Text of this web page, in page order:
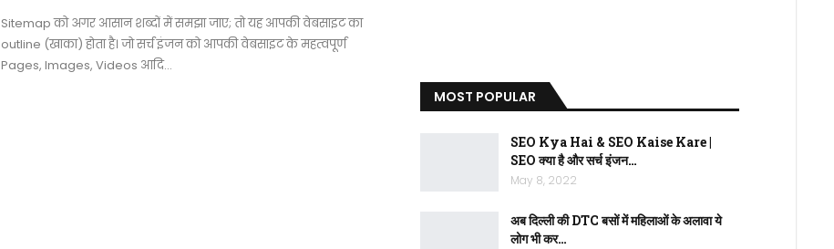
Sitemap को अगर आसान शब्दों में समझा जाए; तो यह आपकी वेबसाइट का
outline (खाका) होता है। जो सर्च इंजन को आपकी वेबसाइट के महत्वपूर्ण
Pages, Images, Videos आदि…
MOST POPULAR
SEO Kya Hai & SEO Kaise Kare |
SEO क्या है और सर्च इंजन…
May 8, 2022
अब दिल्ली की DTC बसों में महिलाओं के अलावा ये
लोग भी कर…